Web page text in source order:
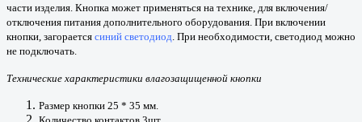
части изделия. Кнопка может применяться на технике, для включения/
отключения питания дополнительного оборудования. При включении
кнопки, загорается синий светодиод . При необходимости, светодиод можно
не подключать.
Технические характеристики влагозащищенной кнопки
Размер кнопки 25 * 35 мм.